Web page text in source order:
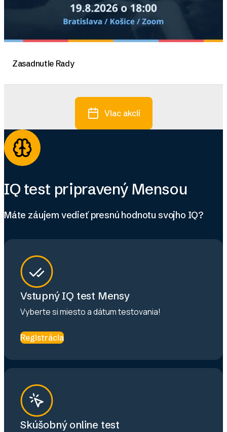
Zasadnutie Rady
Viac akcií
IQ test pripravený Mensou
Máte záujem vedieť presnú hodnotu svojho IQ?
Vstupný IQ test Mensy
Vyberte si miesto a dátum testovania!
Registrácia
Skúšobný online test